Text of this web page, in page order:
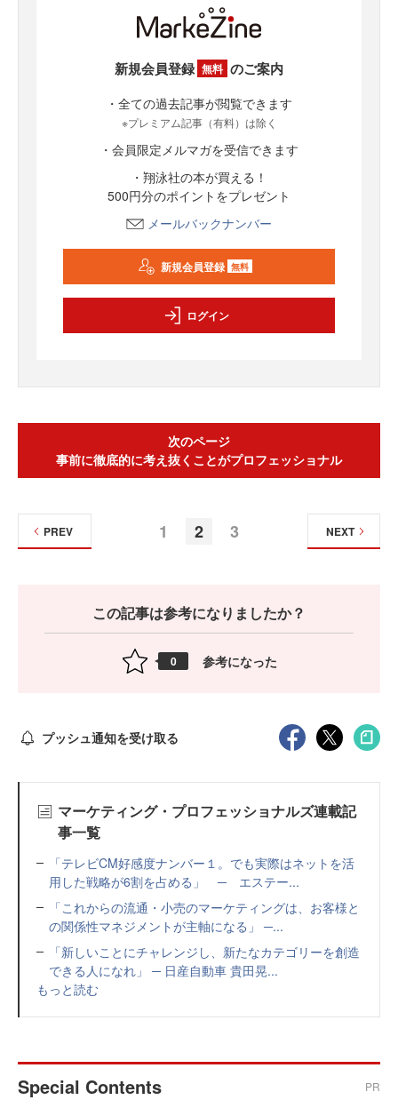
新規会員登録 無料 のご案内
・全ての過去記事が閲覧できます
※プレミアム記事（有料）は除く
・会員限定メルマガを受信できます
・翔泳社の本が買える！
500円分のポイントをプレゼント
メールバックナンバー
新規会員登録 無料
ログイン
次のページ
事前に徹底的に考え抜くことがプロフェッショナル
1 2 3
PREV NEXT
この記事は参考になりましたか？
0 参考になった
プッシュ通知を受け取る
マーケティング・プロフェッショナルズ連載記
事一覧
「テレビCM好感度ナンバー１。でも実際はネットを活
用した戦略が6割を占める」 ─ エステー...
「これからの流通・小売のマーケティングは、お客様と
の関係性マネジメントが主軸になる」 ─...
「新しいことにチャレンジし、新たなカテゴリーを創造
できる人になれ」 ─ 日産自動車 貴田晃...
もっと読む
Special Contents PR